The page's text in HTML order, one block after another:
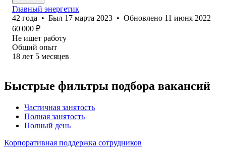
Главный энергетик
42 года • Был 17 марта 2023 • Обновлено 11 июня 2022
60 000 ₽
Не ищет работу
Общий опыт
18 лет 5 месяцев
Быстрые фильтры подбора вакансий
Частичная занятость
Полная занятость
Полный день
Корпоративная поддержка сотрудников